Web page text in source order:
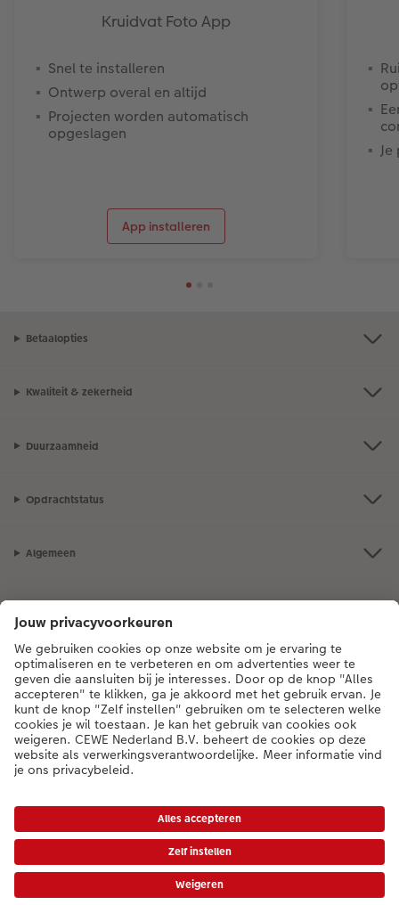
Kruidvat Foto App
Snel te installeren
Ontwerp overal en altijd
Projecten worden automatisch
opgeslagen
App installeren
Betaalopties
Kwaliteit & zekerheid
Duurzaamheid
Opdrachtstatus
Algemeen
Als je een vraag hebt over een product of bestelling, bel ons dan gerust:
0318 264 005[ma - vr 9:00 tot 20:00 u | za 9:00 tot 17:00 u | zo 12:00 tot
16:00 u]
NL| BE
verwerkings- en verzendkosten.
|Algemene voorwaarden|Privacy|Toegankelijkheid